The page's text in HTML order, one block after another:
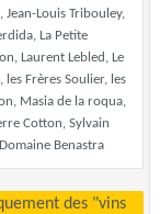
Louis Tribouley,
La Petite
Laurent Lebled, Le
Frères Soulier, les
Masia de la roqua,
Cotton, Sylvain
Benastra